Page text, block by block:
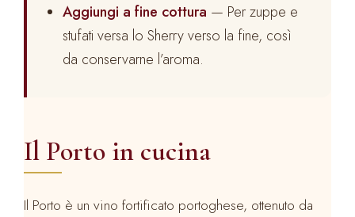
Aggiungi a fine cottura — Per zuppe e
stufati versa lo Sherry verso la fine, così
da conservarne l’aroma.
Il Porto in cucina
Il Porto è un vino fortificato portoghese, ottenuto da